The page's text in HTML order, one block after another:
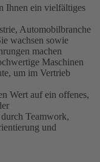
Ihnen ein vielfältiges
Automobilbranche
wachsen sowie
machen
Maschinen
um im Vertrieb
Wert auf ein offenes,
Teamwork,
und